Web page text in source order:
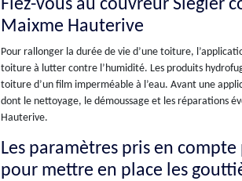
Fiez-vous au couvreur Siegler
Maixme Hauterive
Pour rallonger la durée de vie d’une toiture,
toiture à lutter contre l’humidité. Les produits
toiture d’un film imperméable à l’eau. Avant une
dont le nettoyage, le démoussage et les réparations
Hauterive.
Les paramètres pris en
pour mettre en place les